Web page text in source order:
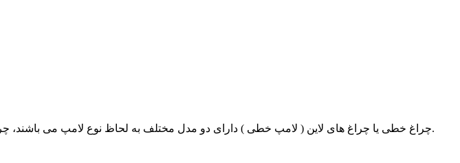
چراغ خطی یا چراغ های لاین ( لامپ خطی ) دارای دو مدل مختلف به لحاظ نوع لامپ می باشند، چراغ خطی ال ای دی و چراغ های بدون لامپ که امکان استفاده با لامپ های فلورسنتی یا ال ای دی هستند.